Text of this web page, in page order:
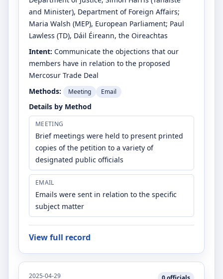
and Minister), Department of Foreign Affairs;
Maria Walsh (MEP), European Parliament; Paul
Lawless (TD), Dáil Éireann, the Oireachtas
Intent: Communicate the objections that our
members have in relation to the proposed
Mercosur Trade Deal
Methods:
Meeting Email
Details by Method
MEETING
Brief meetings were held to present printed
copies of the petition to a variety of
designated public officials
EMAIL
Emails were sent in relation to the specific
subject matter
View full record
2025-04-29